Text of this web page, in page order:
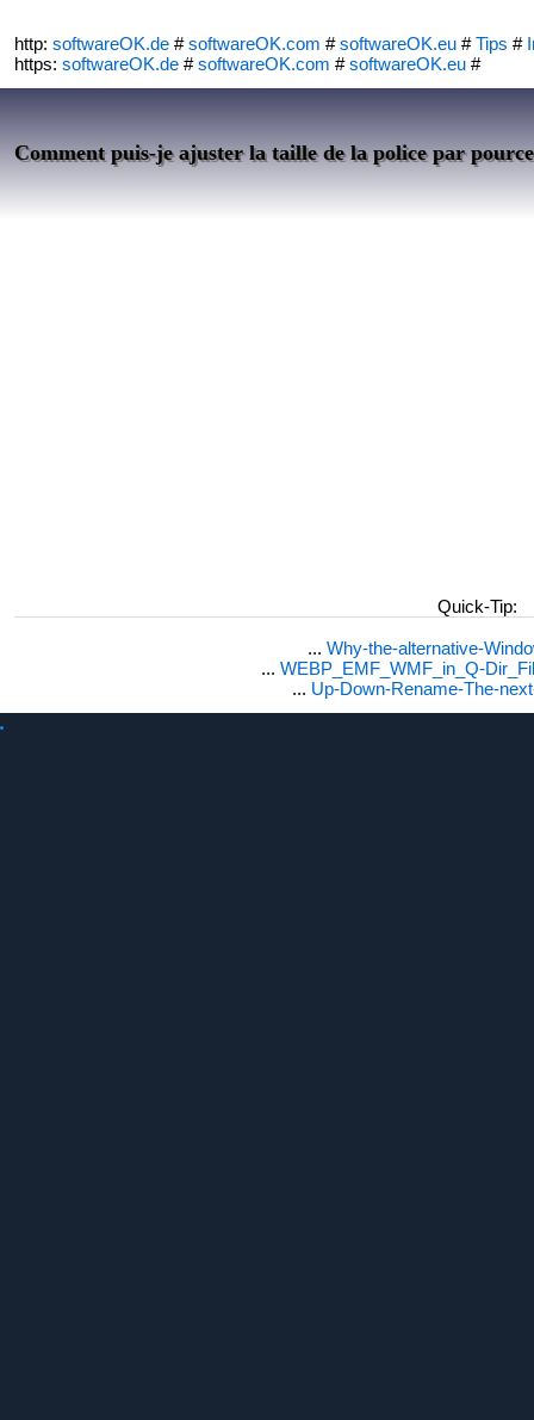
http: softwareOK.de #softwareOK.com #softwareOK.eu #Tips #
https: softwareOK.de #softwareOK.com #softwareOK.eu #
Comment puis-je ajuster la taille de la police par
Quick-Tip:
... Why-the-alternative-
... WEBP_EMF_WMF_in_Q-
... Up-Down-Rename-The-